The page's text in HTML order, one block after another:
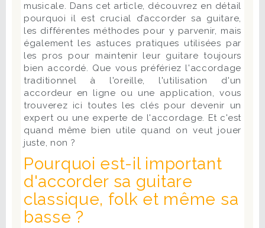
musicale. Dans cet article, découvrez en détail
pourquoi il est crucial d’accorder sa guitare,
les différentes méthodes pour y parvenir, mais
également les astuces pratiques utilisées par
les pros pour maintenir leur guitare toujours
bien accordé. Que vous préfériez l'accordage
traditionnel à l'oreille, l'utilisation d'un
accordeur en ligne ou une application, vous
trouverez ici toutes les clés pour devenir un
expert ou une experte de l'accordage. Et c'est
quand même bien utile quand on veut jouer
juste, non ?
Pourquoi est-il important
d'accorder sa guitare
classique, folk et même sa
basse ?